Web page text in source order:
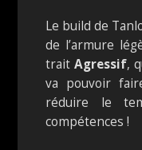
Le build de
de l’armure
traitAgressif,
va pouvoir
réduire le
compétences !